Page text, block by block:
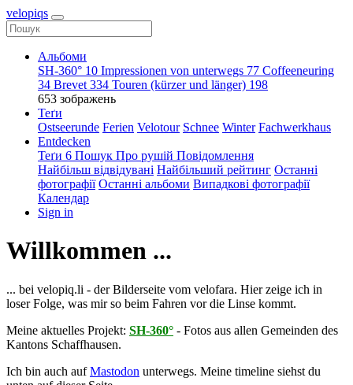
velopiqs
Альбоми
SH-360° 10 Impressionen von unterwegs 77 Coffeeneuring
34 Brevet 334 Touren (kürzer und länger) 198
653 зображень
Теґи
Ostseerunde Ferien Velotour Schnee Winter Fachwerkhaus
Entdecken
Теґи 6 Пошук Про рушій Повідомлення
Найбільш відвідувані Найбільший рейтинг Останні
фотографії Останні альбоми Випадкові фотографії
Календар
Sign in
Willkommen ...
... bei velopiq.li - der Bilderseite vom velofara. Hier zeige ich in
loser Folge, was mir so beim Fahren vor die Linse kommt.
Meine aktuelles Projekt: SH-360° - Fotos aus allen Gemeinden des
Kantons Schaffhausen.
Ich bin auch aufMastodon unterwegs. Meine timeline siehst du